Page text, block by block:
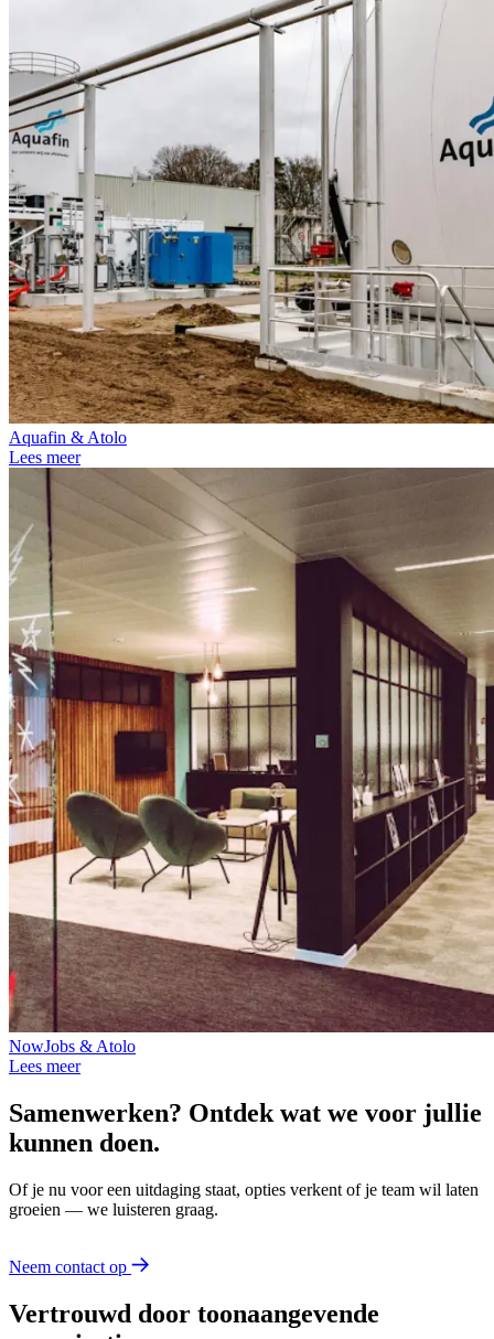
Aquafin & Atolo
Lees meer
NowJobs & Atolo
Lees meer
Samenwerken? Ontdek wat we voor jullie
kunnen doen.
Of je nu voor een uitdaging staat, opties verkent of je team wil laten
groeien — we luisteren graag.
Neem contact op
Vertrouwd door toonaangevende